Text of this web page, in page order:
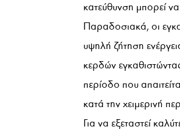
κατεύθυνση μπορεί
Παραδοσιακά, οι
υψηλή ζήτηση
κερδών
περίοδο που
κατά την χειμερινή
Για να εξεταστεί